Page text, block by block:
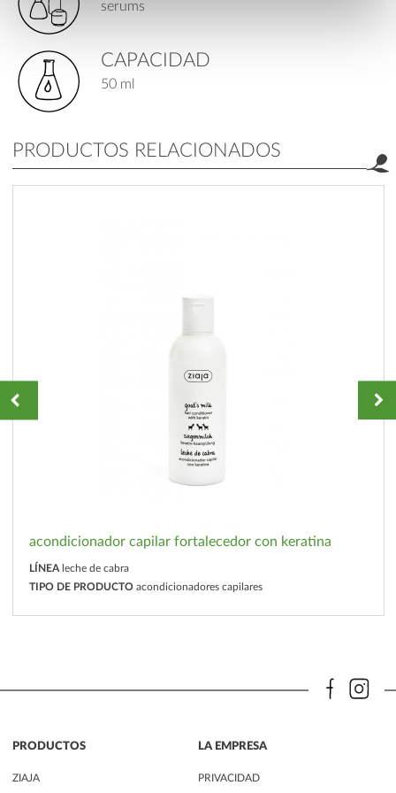
serums
CAPACIDAD
50 ml
PRODUCTOS RELACIONADOS
acondicionador capilar fortalecedor con keratina
LÍNEA leche de cabra
TIPO DE PRODUCTO acondicionadores capilares
PRODUCTOS
ZIAJA
LA EMPRESA
PRIVACIDAD